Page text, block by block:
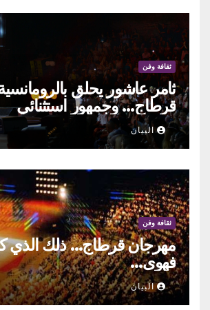
ثقافة وفن
ثامر عاشور يحلق
قرطاج… وجمهور استثنائي
البيان
ثقافة وفن
مهرجان قرطاج… ذلك الذي
فهوى…
البيان